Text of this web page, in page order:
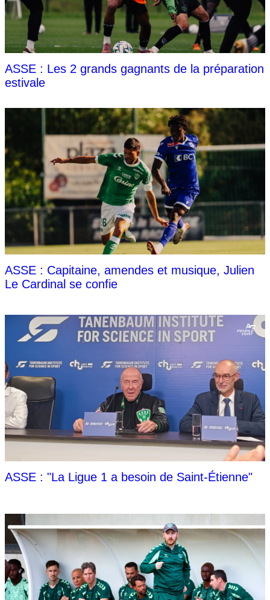
ASSE : Les 2 grands gagnants de la préparation
estivale
ASSE : Capitaine, amendes et musique, Julien
Le Cardinal se confie
ASSE : "La Ligue 1 a besoin de Saint-Étienne"